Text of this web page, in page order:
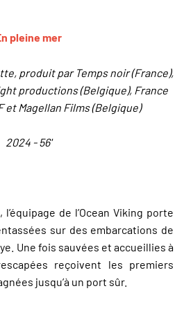
pleine mer
produit par Temps noir (France),
productions (Belgique), France
et Magellan Films (Belgique)
2024 - 56'
de l’Ocean Viking porte
sur des embarcations de
Une fois sauvées et accueillies à
reçoivent les premiers
jusqu’à un port sûr.